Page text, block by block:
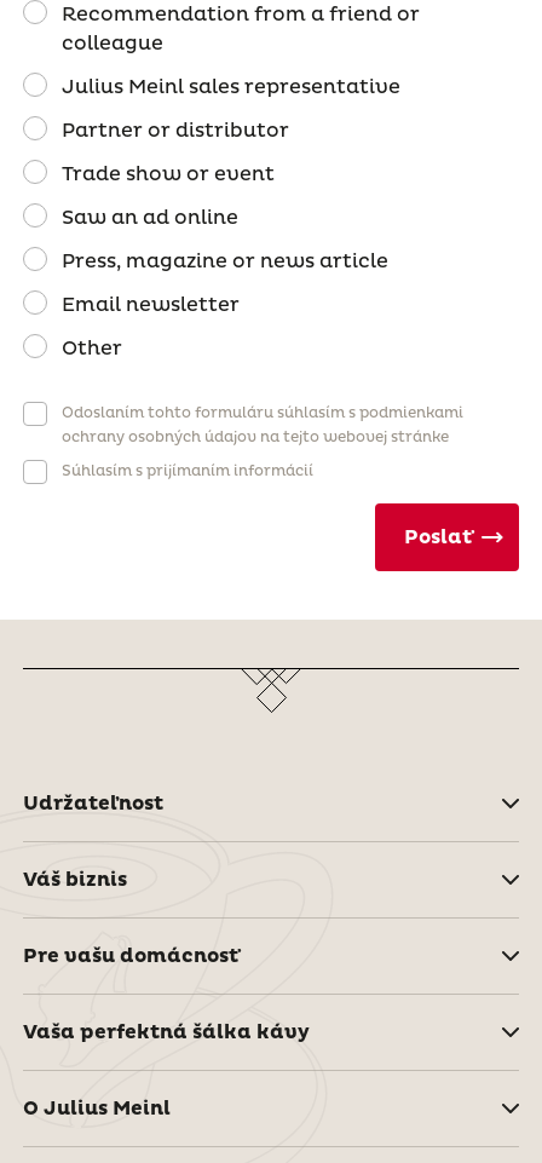
Recommendation from a friend or
colleague
Julius Meinl sales representative
Partner or distributor
Trade show or event
Saw an ad online
Press, magazine or news article
Email newsletter
Other
Odoslaním tohto formuláru súhlasím s podmienkami
ochrany osobných údajov na tejto webovej stránke
Súhlasím s prijímaním informácií
Poslať
Udržateľnost
Váš biznis
Pre vašu domácnosť
Vaša perfektná šálka kávy
O Julius Meinl